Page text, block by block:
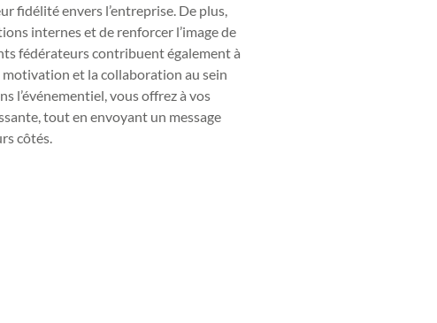
fidélité envers l’entreprise. De plus,
internes et de renforcer l’image de
fédérateurs contribuent également à
et la collaboration au sein
l’événementiel, vous offrez à vos
tout en envoyant un message
côtés.